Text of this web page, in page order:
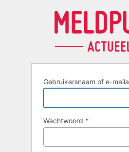
Gebruikersnaam of e-
Wachtwoord *